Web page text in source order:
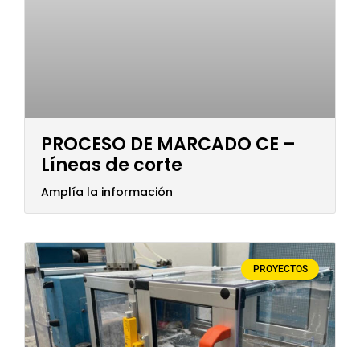
PROCESO DE MARCADO CE –
Líneas de corte
Amplía la información
PROYECTOS